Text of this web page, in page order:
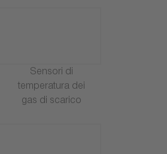
Sensori di
temperatura dei
gas di scarico